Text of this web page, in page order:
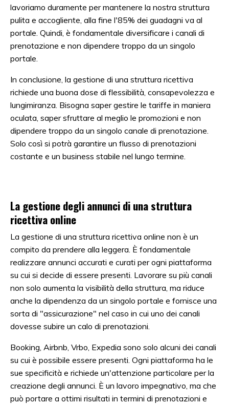
lavoriamo duramente per mantenere la nostra struttura
pulita e accogliente, alla fine l'85% dei guadagni va al
portale. Quindi, è fondamentale diversificare i canali di
prenotazione e non dipendere troppo da un singolo
portale.
In conclusione, la gestione di una struttura ricettiva
richiede una buona dose di flessibilità, consapevolezza e
lungimiranza. Bisogna saper gestire le tariffe in maniera
oculata, saper sfruttare al meglio le promozioni e non
dipendere troppo da un singolo canale di prenotazione.
Solo così si potrà garantire un flusso di prenotazioni
costante e un business stabile nel lungo termine.
La gestione degli annunci di una struttura
ricettiva online
La gestione di una struttura ricettiva online non è un
compito da prendere alla leggera. È fondamentale
realizzare annunci accurati e curati per ogni piattaforma
su cui si decide di essere presenti. Lavorare su più canali
non solo aumenta la visibilità della struttura, ma riduce
anche la dipendenza da un singolo portale e fornisce una
sorta di "assicurazione" nel caso in cui uno dei canali
dovesse subire un calo di prenotazioni.
Booking, Airbnb, Vrbo, Expedia sono solo alcuni dei canali
su cui è possibile essere presenti. Ogni piattaforma ha le
sue specificità e richiede un'attenzione particolare per la
creazione degli annunci. È un lavoro impegnativo, ma che
può portare a ottimi risultati in termini di prenotazioni e